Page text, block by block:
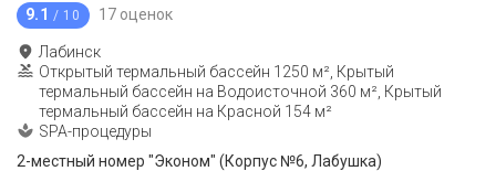
9.1 / 10 17 оценок
Лабинск
Открытый термальный бассейн 1250 м², Крытый
термальный бассейн на Водоисточной 360 м², Крытый
термальный бассейн на Красной 154 м²
SPA-процедуры
2-местный номер "Эконом" (Корпус №6, Лабушка)